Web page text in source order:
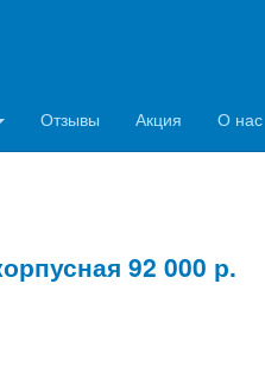
Отзывы Акция О нас
92 000 р.